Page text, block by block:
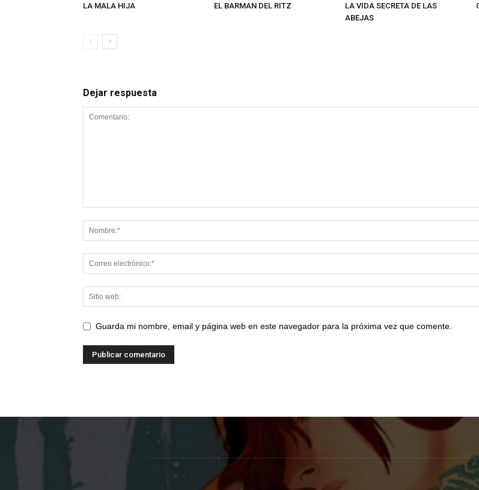
LA MALA HIJA EL BARMAN DEL RITZ
LA VIDA SECRETA DE LAS
ABEJAS
Dejar respuesta
Guarda mi nombre, email y página web en este navegador para la próxima vez que comente.